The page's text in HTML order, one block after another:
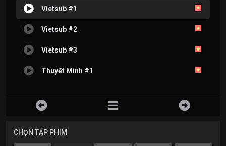
Vietsub #1
Vietsub #2
Vietsub #3
Thuyết Minh #1
CHỌN TẬP PHIM